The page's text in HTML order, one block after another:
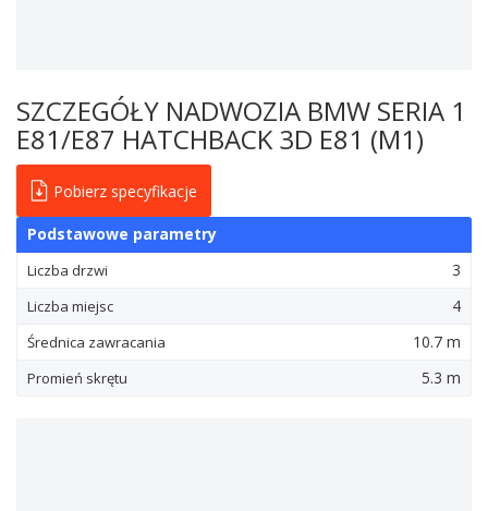
SZCZEGÓŁY NADWOZIA BMW SERIA 1
E81/E87 HATCHBACK 3D E81 (M1)
Pobierz specyfikacje
Podstawowe parametry
Liczba drzwi 3
Liczba miejsc 4
Średnica zawracania 10.7 m
Promień skrętu 5.3 m